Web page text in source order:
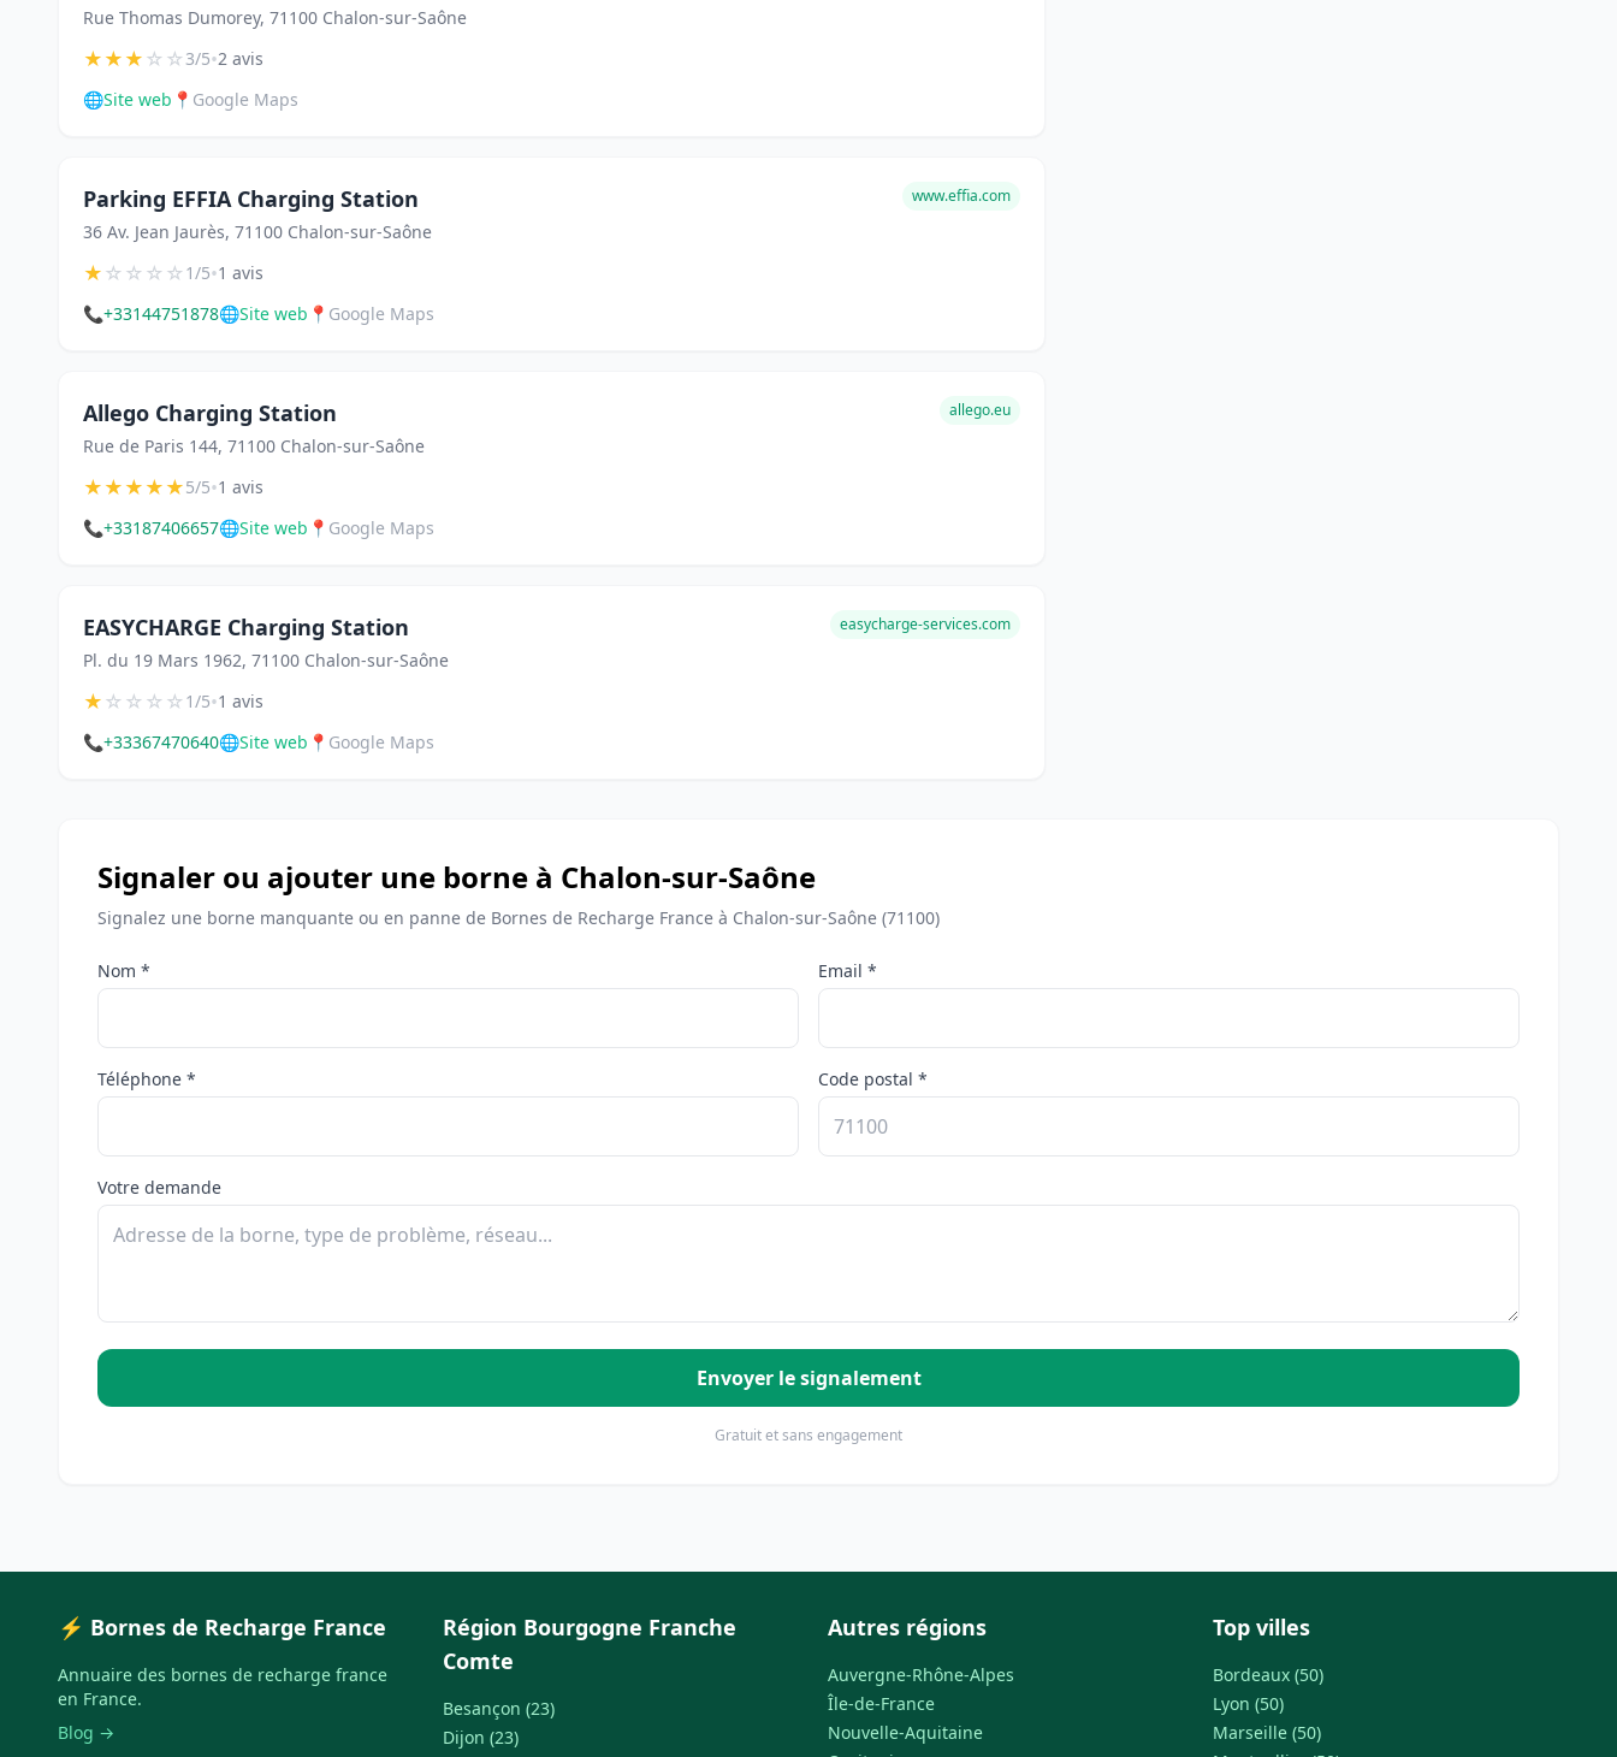
Rue Thomas Dumorey, 71100 Chalon-sur-Saône
★★★☆☆3/5•2 avis
🌐Site web 📍 Google Maps
Parking EFFIA Charging Station
36 Av. Jean Jaurès, 71100 Chalon-sur-Saône
www.effia.com
★☆☆☆☆1/5•1 avis
📞+33144751878🌐Site web 📍 Google Maps
Allego Charging Station
Rue de Paris 144, 71100 Chalon-sur-Saône
allego.eu
★★★★★5/5•1 avis
📞+33187406657🌐Site web 📍 Google Maps
EASYCHARGE Charging Station
Pl. du 19 Mars 1962, 71100 Chalon-sur-Saône
easycharge-services.com
★☆☆☆☆1/5•1 avis
📞+33367470640🌐Site web 📍 Google Maps
Signaler ou ajouter une borne à Chalon-sur-Saône
Signalez une borne manquante ou en panne de Bornes de Recharge France à Chalon-sur-Saône (71100)
Nom * Email *
Téléphone * Code postal *
Votre demande
Envoyer le signalement
Gratuit et sans engagement
⚡ Bornes de Recharge France
Annuaire des bornes de recharge france
en France.
Blog →
Région Bourgogne Franche
Comte
Besançon (23)
Dijon (23)
Autres régions
Auvergne-Rhône-Alpes
Île-de-France
Nouvelle-Aquitaine
Top villes
Bordeaux (50)
Lyon (50)
Marseille (50)